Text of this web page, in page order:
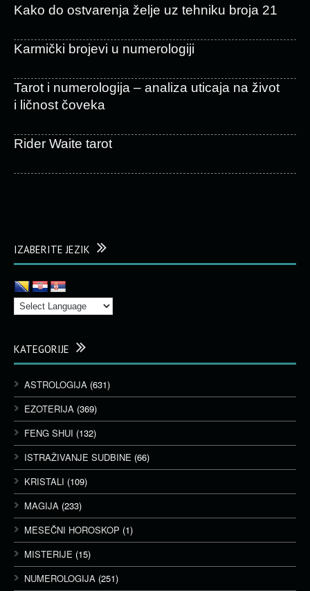
Kako do ostvarenja želje uz tehniku broja 21
Karmički brojevi u numerologiji
Tarot i numerologija – analiza uticaja na život
i ličnost čoveka
Rider Waite tarot
IZABERITE JEZIK
KATEGORIJE
ASTROLOGIJA (631)
EZOTERIJA (369)
FENG SHUI (132)
ISTRAŽIVANJE SUDBINE (66)
KRISTALI (109)
MAGIJA (233)
MESEČNI HOROSKOP (1)
MISTERIJE (15)
NUMEROLOGIJA (251)